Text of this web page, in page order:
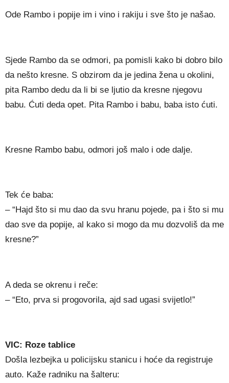
Ode Rambo i popije im i vino i rakiju i sve što je našao.
Sjede Rambo da se odmori, pa pomisli kako bi dobro bilo
da nešto kresne. S obzirom da je jedina žena u okolini,
pita Rambo dedu da li bi se ljutio da kresne njegovu
babu. Ćuti deda opet. Pita Rambo i babu, baba isto ćuti.
Kresne Rambo babu, odmori još malo i ode dalje.
Tek će baba:
– “Hajd što si mu dao da svu hranu pojede, pa i što si mu
dao sve da popije, al kako si mogo da mu dozvoliš da me
kresne?”
A deda se okrenu i reče:
– “Eto, prva si progovorila, ajd sad ugasi svijetlo!”
VIC: Roze tablice
Došla lezbejka u policijsku stanicu i hoće da registruje
auto. Kaže radniku na šalteru: